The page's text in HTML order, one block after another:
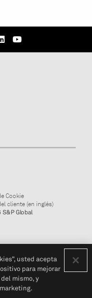
Cookie
cliente (en inglés)
S&P Global
usted acepta
para mejorar
mismo, y